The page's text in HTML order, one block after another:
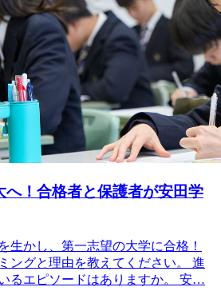
へ！合格者と保護者が安田学
生かし、第一志望の大学に合格！
ングと理由を教えてください。 進
るエピソードはありますか。 安…